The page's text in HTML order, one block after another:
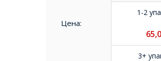
Цена:
1-2
3+